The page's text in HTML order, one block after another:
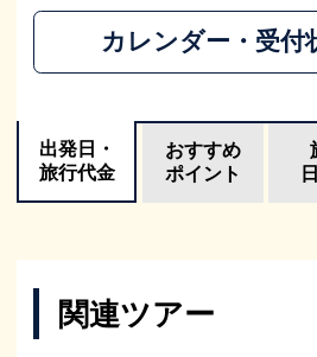
カレンダー・受付
出発日・
旅行代金
おすすめ
ポイント
関連ツアー